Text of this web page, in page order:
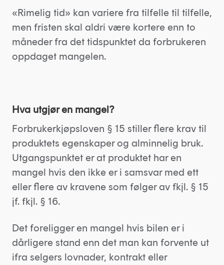
«Rimelig tid» kan variere fra tilfelle til tilfelle,
men fristen skal aldri være kortere enn to
måneder fra det tidspunktet da forbrukeren
oppdaget mangelen.
Hva utgjør en mangel?
Forbrukerkjøpsloven § 15 stiller flere krav til
produktets egenskaper og alminnelig bruk.
Utgangspunktet er at produktet har en
mangel hvis den ikke er i samsvar med ett
eller flere av kravene som følger av fkjl. § 15
jf. fkjl. § 16.
Det foreligger en mangel hvis bilen er i
dårligere stand enn det man kan forvente ut
ifra selgers lovnader, kontrakt eller